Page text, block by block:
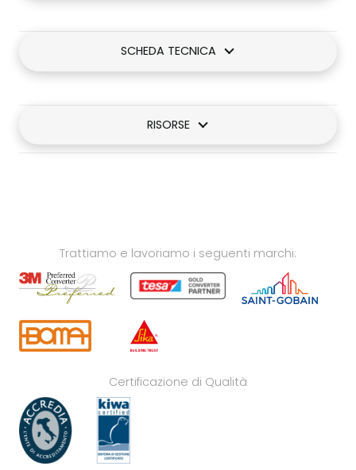
SCHEDA TECNICA
RISORSE
Trattiamo e lavoriamo i seguenti marchi:
Certificazione di Qualità